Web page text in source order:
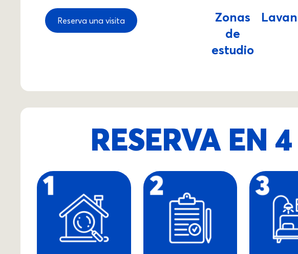
Reserva una visita
Zonas
de
estudio
RESERVA EN